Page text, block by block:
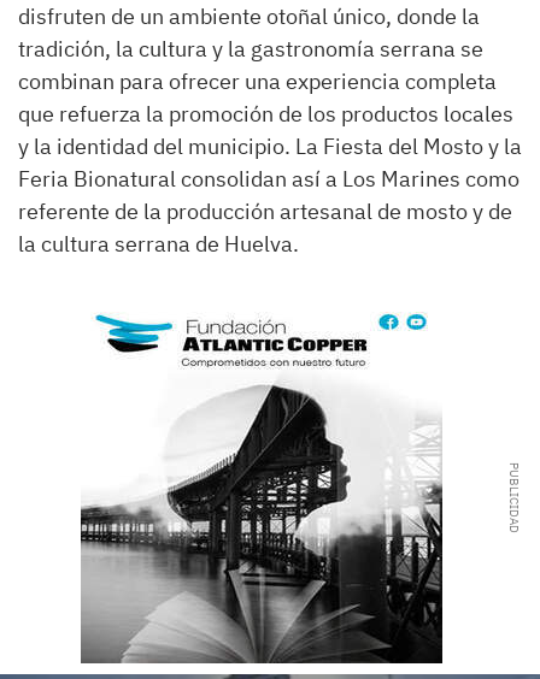
disfruten de un ambiente otoñal único, donde la
tradición, la cultura y la gastronomía serrana se
combinan para ofrecer una experiencia completa
que refuerza la promoción de los productos locales
y la identidad del municipio. La Fiesta del Mosto y la
Feria Bionatural consolidan así a Los Marines como
referente de la producción artesanal de mosto y de
la cultura serrana de Huelva.